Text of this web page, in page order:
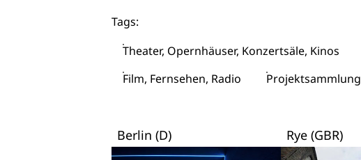
Tags:
Theater, Opernhäuser, Konzertsäle, Kinos
Film, Fernsehen, Radio
Projektsammlung
Berlin (D) Rye (GBR)